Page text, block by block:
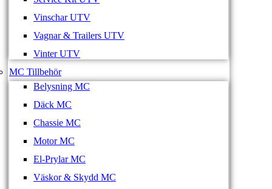
Vinschar UTV
Vagnar & Trailers UTV
Vinter UTV
MC Tillbehör
Belysning MC
Däck MC
Chassie MC
Motor MC
El-Prylar MC
Väskor & Skydd MC